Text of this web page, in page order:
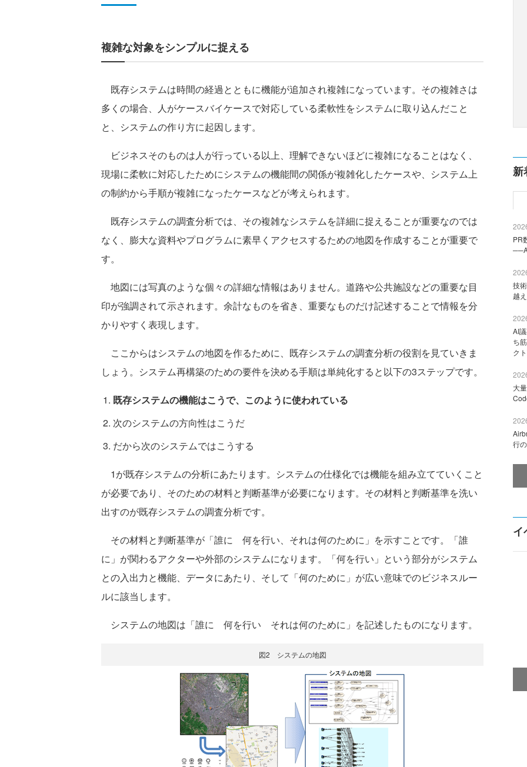
複雑な対象をシンプルに捉える
既存システムは時間の経過とともに機能が追加され複雑になっています。その複雑さは
多くの場合、人がケースバイケースで対応している柔軟性をシステムに取り込んだこと
と、システムの作り方に起因します。
ビジネスそのものは人が行っている以上、理解できないほどに複雑になることはなく、
現場に柔軟に対応したためにシステムの機能間の関係が複雑化したケースや、システム上
の制約から手順が複雑になったケースなどが考えられます。
既存システムの調査分析では、その複雑なシステムを詳細に捉えることが重要なのでは
なく、膨大な資料やプログラムに素早くアクセスするための地図を作成することが重要で
す。
地図には写真のような個々の詳細な情報はありません。道路や公共施設などの重要な目
印が強調されて示されます。余計なものを省き、重要なものだけ記述することで情報を分
かりやすく表現します。
ここからはシステムの地図を作るために、既存システムの調査分析の役割を見ていきま
しょう。システム再構築のための要件を決める手順は単純化すると以下の3ステップです。
既存システムの機能はこうで、このように使われている
次のシステムの方向性はこうだ
だから次のシステムではこうする
1が既存システムの分析にあたります。システムの仕様化では機能を組み立てていくこと
が必要であり、そのための材料と判断基準が必要になります。その材料と判断基準を洗い
出すのが既存システムの調査分析です。
その材料と判断基準が「誰に 何を行い、それは何のために」を示すことです。「誰
に」が関わるアクターや外部のシステムになります。「何を行い」という部分がシステム
との入出力と機能、データにあたり、そして「何のために」が広い意味でのビジネスルー
ルに該当します。
システムの地図は「誰に 何を行い それは何のために」を記述したものになります。
図2 システムの地図
新
PR
技
越
AI
ち
ク
大
行
イ